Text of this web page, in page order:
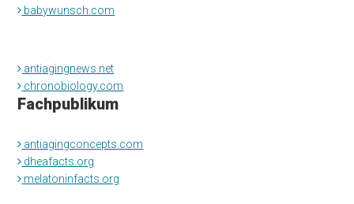
babywunsch.com
antiagingnews.net
chronobiology.com
Fachpublikum
antiagingconcepts.com
dheafacts.org
melatoninfacts.org